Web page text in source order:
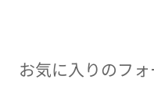
お気に入りのフ